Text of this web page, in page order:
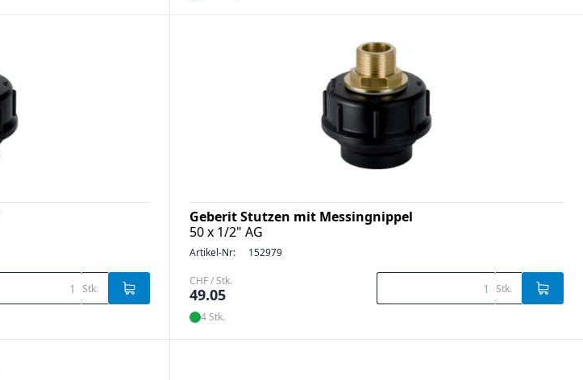
Stk.
Geberit Stutzen mit Messingnippel
50 x 1/2" AG
Artikel-Nr: 152979
CHF / Stk.
49.05 Stk.
4 Stk.